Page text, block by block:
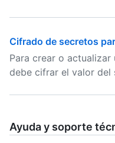
Cifrado de secretos
Para crear o actualizar
debe cifrar el valor del
Ayuda y soporte